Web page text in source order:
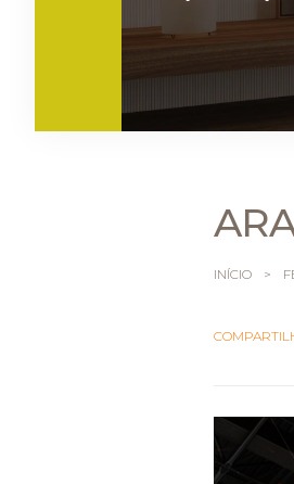
INÍCIO >